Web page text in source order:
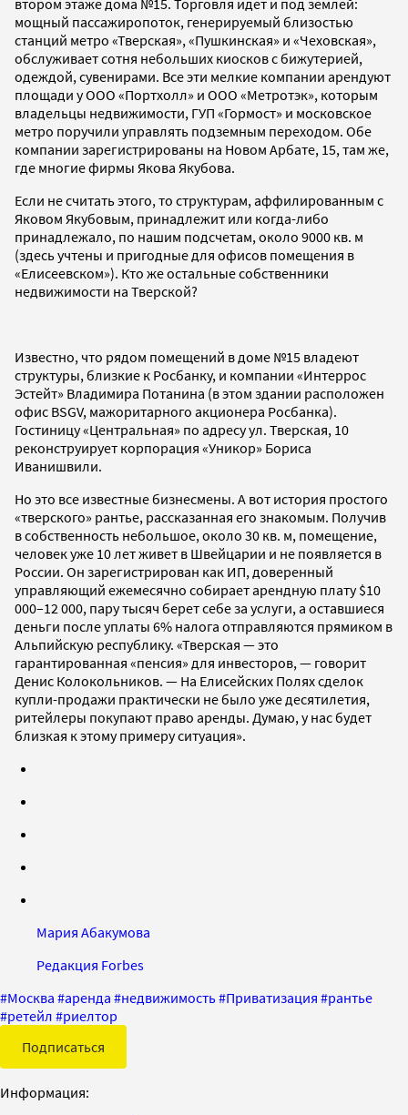
втором этаже дома №15. Торговля идет и под землей:
мощный пассажиропоток, генерируемый близостью
станций метро «Тверская», «Пушкинская» и «Чеховская»,
обслуживает сотня небольших киосков с бижутерией,
одеждой, сувенирами. Все эти мелкие компании арендуют
площади у ООО «Портхолл» и ООО «Метротэк», которым
владельцы недвижимости, ГУП «Гормост» и московское
метро поручили управлять подземным переходом. Обе
компании зарегистрированы на Новом Арбате, 15, там же,
где многие фирмы Якова Якубова.
Если не считать этого, то структурам, аффилированным с
Яковом Якубовым, принадлежит или когда-либо
принадлежало, по нашим подсчетам, около 9000 кв. м
(здесь учтены и пригодные для офисов помещения в
«Елисеевском»). Кто же остальные собственники
недвижимости на Тверской?
Известно, что рядом помещений в доме №15 владеют
структуры, близкие к Росбанку, и компании «Интеррос
Эстейт» Владимира Потанина (в этом здании расположен
офис BSGV, мажоритарного акционера Росбанка).
Гостиницу «Центральная» по адресу ул. Тверская, 10
реконструирует корпорация «Уникор» Бориса
Иванишвили.
Но это все известные бизнесмены. А вот история простого
«тверского» рантье, рассказанная его знакомым. Получив
в собственность небольшое, около 30 кв. м, помещение,
человек уже 10 лет живет в Швейцарии и не появляется в
России. Он зарегистрирован как ИП, доверенный
управляющий ежемесячно собирает арендную плату $10
000–12 000, пару тысяч берет себе за услуги, а оставшиеся
деньги после уплаты 6% налога отправляются прямиком в
Альпийскую республику. «Тверская — это
гарантированная «пенсия» для инвесторов, — говорит
Денис Колокольников. — На Елисейских Полях сделок
купли-продажи практически не было уже десятилетия,
ритейлеры покупают право аренды. Думаю, у нас будет
близкая к этому примеру ситуация».
Мария Абакумова
Редакция Forbes
#Москва #аренда #недвижимость#Приватизация #рантье
#ретейл #риелтор
Подписаться
Информация: